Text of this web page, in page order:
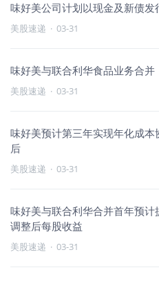
味好美公司计划以现金及新债
美股速递 · 03-31
味好美与联合利华食品业务合
美股速递 · 03-31
味好美预计第三年实现年化成
后
美股速递 · 03-31
味好美与联合利华合并首年预
调整后每股收益
美股速递 · 03-31